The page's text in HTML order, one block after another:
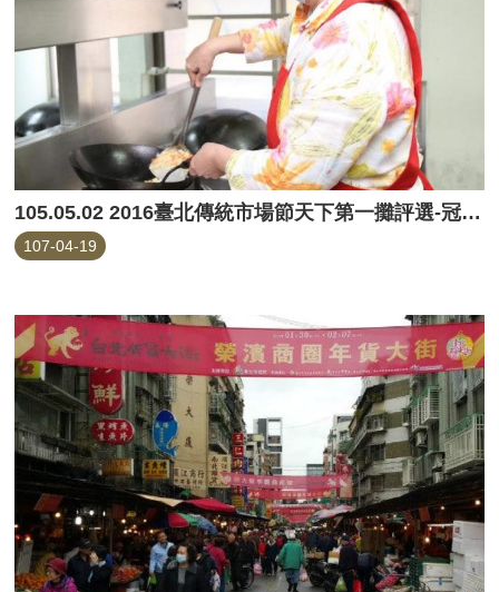
105.05.02 2016臺北傳統市場節天下第一攤評選-冠軍炒飯大賞
107-04-19